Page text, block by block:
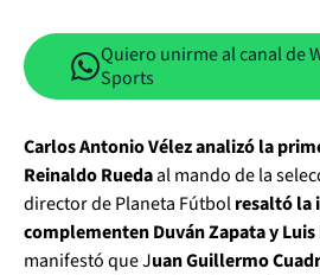
Quiero unirme al canal de
Sports
Carlos Antonio Vélez analizó la
Reinaldo Ruedaal mando de la
director de Planeta Fútbolresaltó la
complementen Duván Zapata y
manifestó que Juan Guillermo